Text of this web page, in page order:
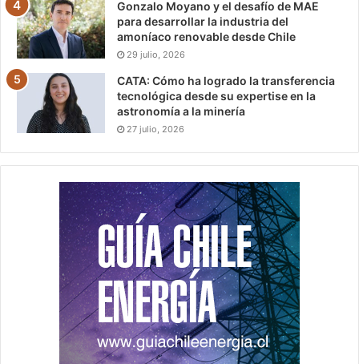
Gonzalo Moyano y el desafío de MAE
para desarrollar la industria del
amoníaco renovable desde Chile
29 julio, 2026
CATA: Cómo ha logrado la transferencia
tecnológica desde su expertise en la
astronomía a la minería
27 julio, 2026